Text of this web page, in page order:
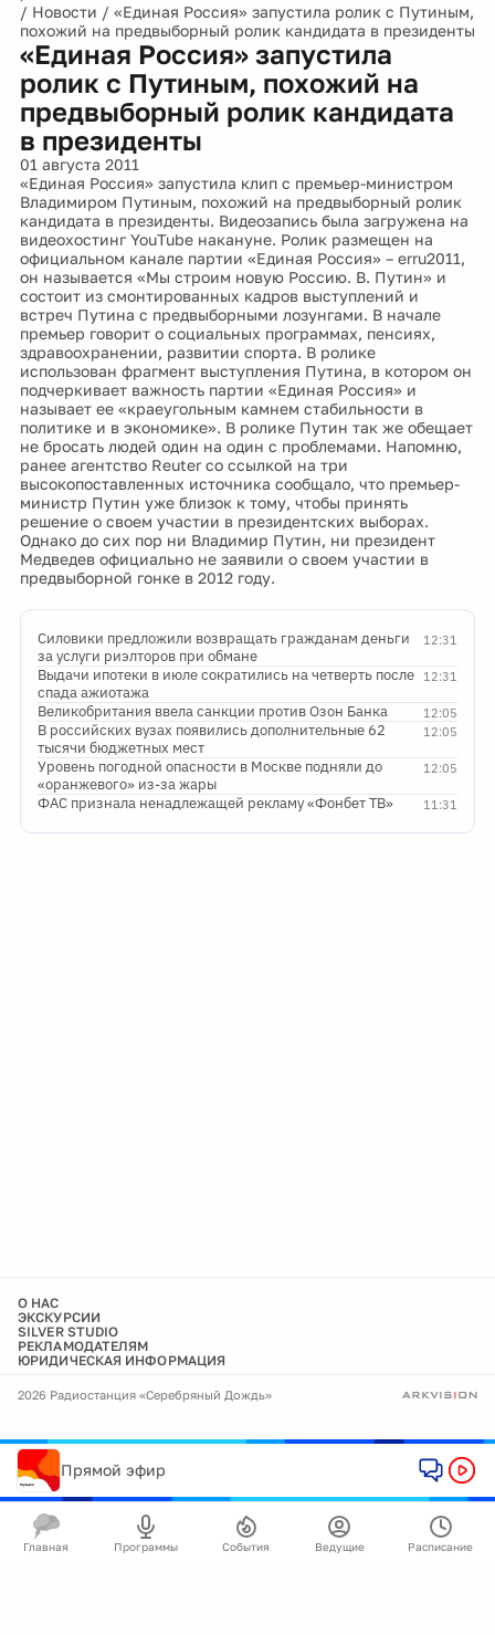
/ Новости / «Единая Россия» запустила ролик с Путиным,
похожий на предвыборный ролик кандидата в президенты
«Единая Россия» запустила
ролик с Путиным, похожий на
предвыборный ролик кандидата
в президенты
01 августа 2011
«Единая Россия» запустила клип с премьер-министром
Владимиром Путиным, похожий на предвыборный ролик
кандидата в президенты. Видеозапись была загружена на
видеохостинг YouTube накануне. Ролик размещен на
официальном канале партии «Единая Россия» – erru2011,
он называется «Мы строим новую Россию. В. Путин» и
состоит из смонтированных кадров выступлений и
встреч Путина с предвыборными лозунгами. В начале
премьер говорит о социальных программах, пенсиях,
здравоохранении, развитии спорта. В ролике
использован фрагмент выступления Путина, в котором он
подчеркивает важность партии «Единая Россия» и
называет ее «краеугольным камнем стабильности в
политике и в экономике». В ролике Путин так же обещает
не бросать людей один на один с проблемами. Напомню,
ранее агентство Reuter со ссылкой на три
высокопоставленных источника сообщало, что премьер-
министр Путин уже близок к тому, чтобы принять
решение о своем участии в президентских выборах.
Однако до сих пор ни Владимир Путин, ни президент
Медведев официально не заявили о своем участии в
предвыборной гонке в 2012 году.
12:31
Силовики предложили возвращать гражданам деньги
за услуги риэлторов при обмане
12:31
Выдачи ипотеки в июле сократились на четверть после
спада ажиотажа
12:05
Великобритания ввела санкции против Озон Банка
12:05
В российских вузах появились дополнительные 62
тысячи бюджетных мест
12:05
Уровень погодной опасности в Москве подняли до
«оранжевого» из-за жары
11:31
ФАС признала ненадлежащей рекламу «Фонбет ТВ»
О НАС
ЭКСКУРСИИ
SILVER STUDIO
РЕКЛАМОДАТЕЛЯМ
ЮРИДИЧЕСКАЯ ИНФОРМАЦИЯ
2026 Радиостанция «Серебряный Дождь»
Прямой эфир
Главная Программы События Ведущие Расписание